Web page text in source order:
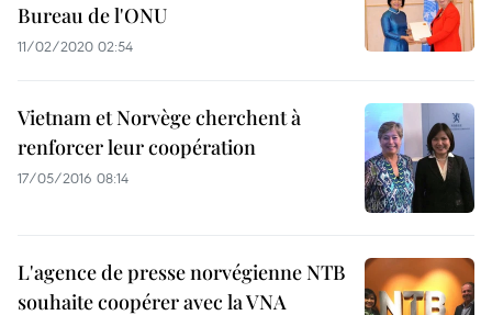
Bureau de l'ONU
11/02/2020 02:54
Vietnam et Norvège cherchent à
renforcer leur coopération
17/05/2016 08:14
L'agence de presse norvégienne NTB
souhaite coopérer avec la VNA